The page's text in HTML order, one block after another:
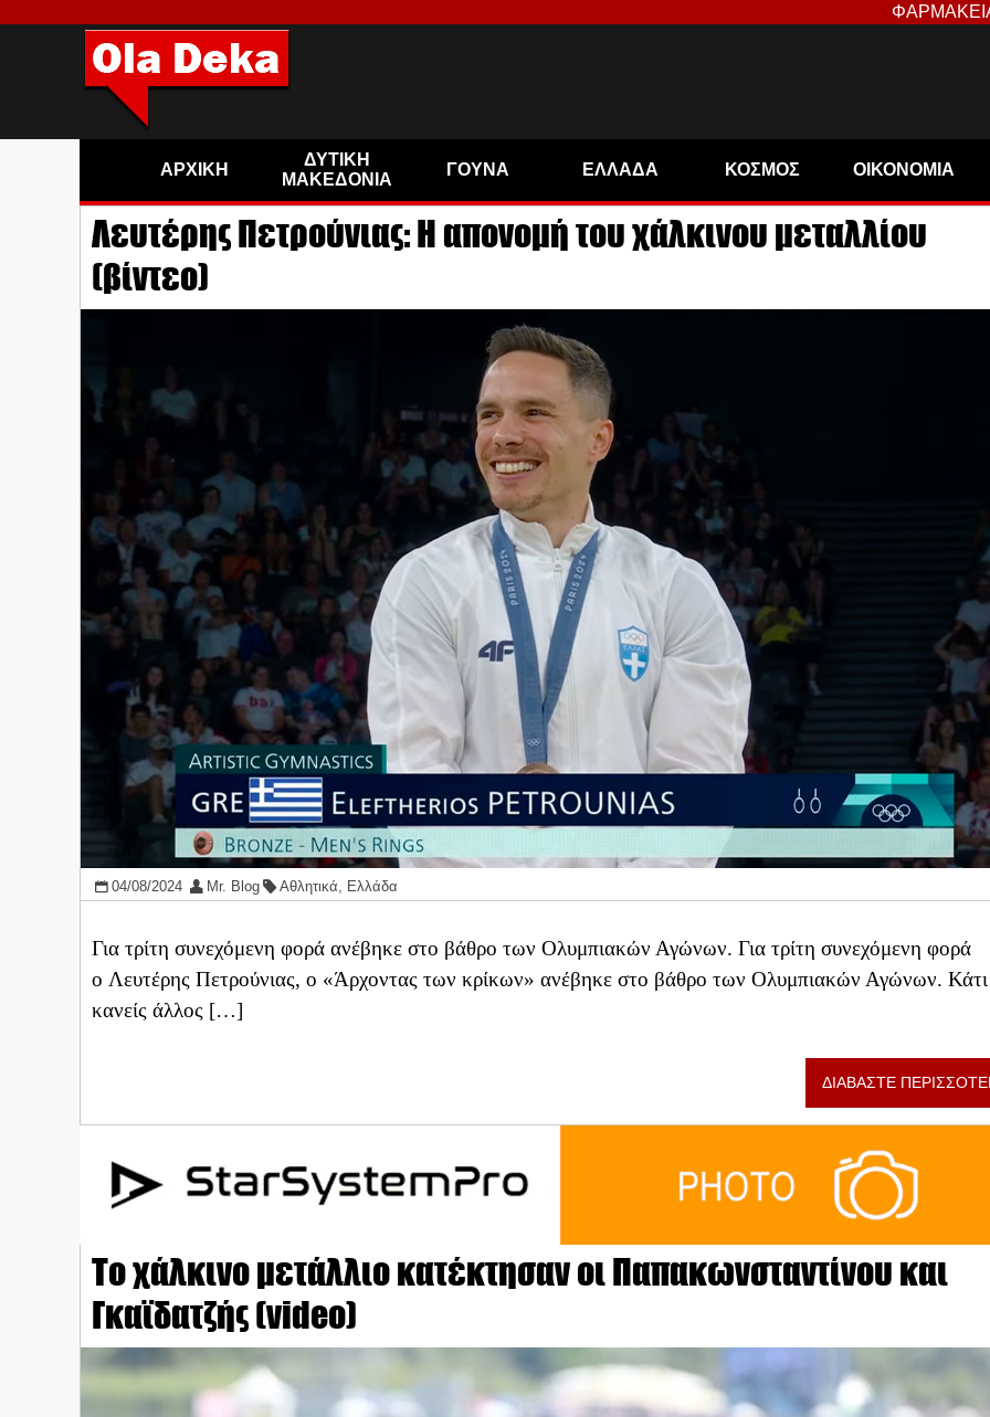
ΑΡΧΙΚΗ
ΔΥΤΙΚΗ
ΜΑΚΕΔΟΝΙΑ
ΓΟΥΝΑ ΕΛΛΑΔΑ ΚΟΣΜΟΣ ΟΙΚΟΝΟΜΙΑ
Λευτέρης Πετρούνιας: Η απονομή του χάλκινου μεταλλίου
(βίντεο)
04/08/2024 Mr. Blog Αθλητικά Ελλάδα
Για τρίτη συνεχόμενη φορά ανέβηκε στο βάθρο των Ολυμπιακών Αγώνων. Για τρίτη συνεχόμενη φορά
ο Λευτέρης Πετρούνιας, ο «Άρχοντας των κρίκων» ανέβηκε στο βάθρο των Ολυμπιακών Αγώνων.
κανείς άλλος […]
ΔΙΑΒΑΣΤΕ
Το χάλκινο μετάλλιο κατέκτησαν οι Παπακωνσταντίνου και
Γκαϊδατζής (video)